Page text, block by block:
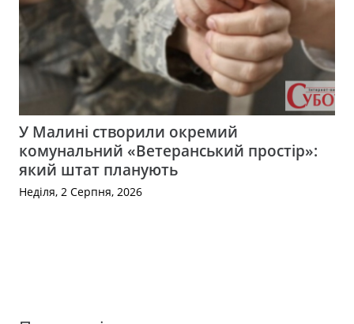
У Малині створили окремий
комунальний «Ветеранський простір»:
який штат планують
Неділя, 2 Серпня, 2026